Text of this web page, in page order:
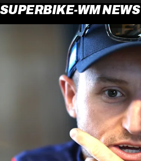
SUPERBIKE-WM NEWS